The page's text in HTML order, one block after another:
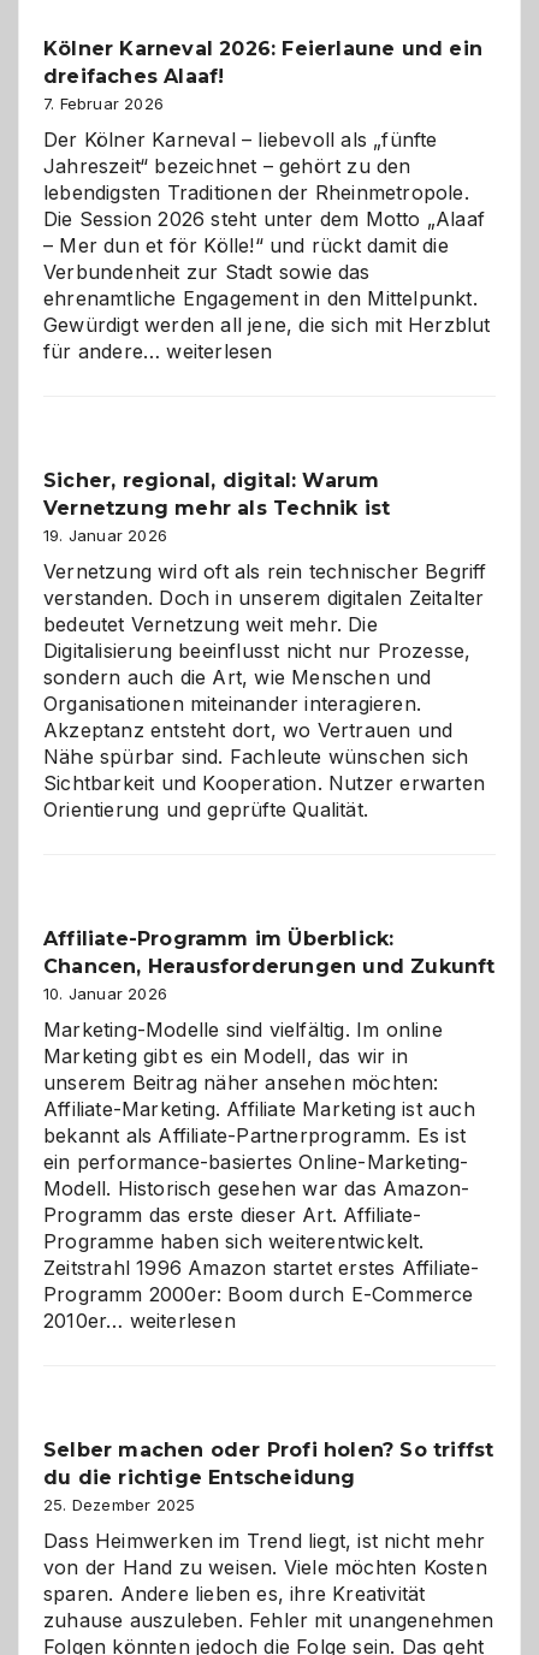
geworden
Kölner Karneval 2026: Feierlaune und ein
dreifaches Alaaf!
7. Februar 2026
Der Kölner Karneval – liebevoll als „fünfte
Jahreszeit“ bezeichnet – gehört zu den
lebendigsten Traditionen der Rheinmetropole.
Die Session 2026 steht unter dem Motto „Alaaf
– Mer dun et för Kölle!“ und rückt damit die
Verbundenheit zur Stadt sowie das
ehrenamtliche Engagement in den Mittelpunkt.
Gewürdigt werden all jene, die sich mit Herzblut
für andere…Kölner
ein
dreifaches
Alaaf!
weiterlesen
Sicher, regional, digital: Warum
Vernetzung mehr als Technik ist
19. Januar 2026
Vernetzung wird oft als rein technischer Begriff
verstanden. Doch in unserem digitalen Zeitalter
bedeutet Vernetzung weit mehr. Die
Digitalisierung beeinflusst nicht nur Prozesse,
sondern auch die Art, wie Menschen und
Organisationen miteinander interagieren.
Akzeptanz entsteht dort, wo Vertrauen und
Nähe spürbar sind. Fachleute wünschen sich
Sichtbarkeit und Kooperation. Nutzer erwarten
Orientierung und geprüfte Qualität.
Affiliate-Programm im Überblick:
Chancen, Herausforderungen und Zukunft
10. Januar 2026
Marketing-Modelle sind vielfältig. Im online
Marketing gibt es ein Modell, das wir in
unserem Beitrag näher ansehen möchten:
Affiliate-Marketing. Affiliate Marketing ist auch
bekannt als Affiliate-Partnerprogramm. Es ist
ein performance-basiertes Online-Marketing-
Modell. Historisch gesehen war das Amazon-
Programm das erste dieser Art. Affiliate-
Programme haben sich weiterentwickelt.
Zeitstrahl 1996 Amazon startet erstes Affiliate-
Programm 2000er: Boom durch E-Commerce
2010er… Affiliate-
Herausforderungen
und
Zukunft
weiterlesen
Selber machen oder Profi holen? So triffst
du die richtige Entscheidung
25. Dezember 2025
Dass Heimwerken im Trend liegt, ist nicht mehr
von der Hand zu weisen. Viele möchten Kosten
sparen. Andere lieben es, ihre Kreativität
zuhause auszuleben. Fehler mit unangenehmen
Folgen könnten jedoch die Folge sein. Das geht